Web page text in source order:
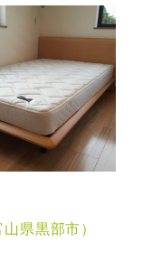
県黒部市）